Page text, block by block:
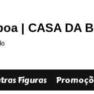
| CASA DA
Figuras